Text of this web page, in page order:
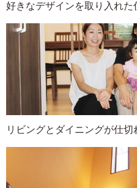
好きなデザインを取り入れた
リビングとダイニングが仕